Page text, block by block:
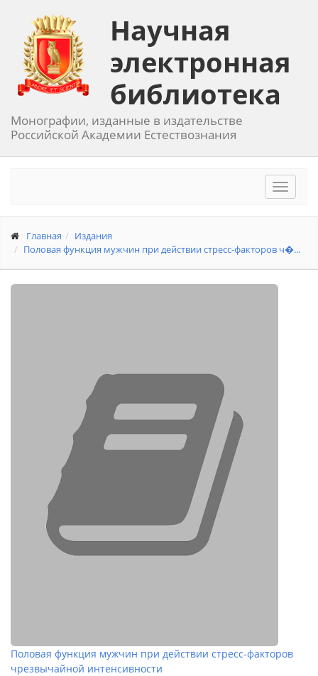
Научная
электронная
библиотека
Монографии, изданные в издательстве
Российской Академии Естествознания
Toggle
Главная
Издания
Половая функция мужчин при действии стресс-факторов ч�...
Половая функция мужчин при действии стресс-факторов
чрезвычайной интенсивности